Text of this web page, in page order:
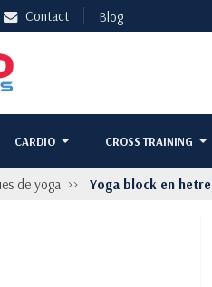
Contact Blog
CARDIO CROSS TRAINING
de yoga Yoga block en hetre